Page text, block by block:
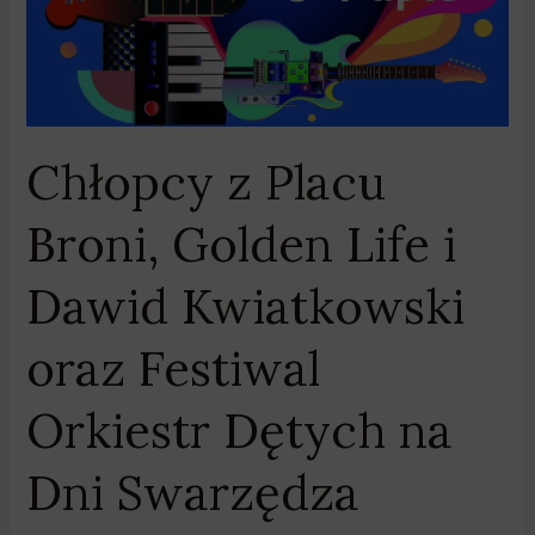
Chłopcy z Placu
Broni, Golden Life i
Dawid Kwiatkowski
oraz Festiwal
Orkiestr Dętych na
Dni Swarzędza
Dawid
Kwiatkowski
Festiwal
Dętych
na
Dni
Swarzędza